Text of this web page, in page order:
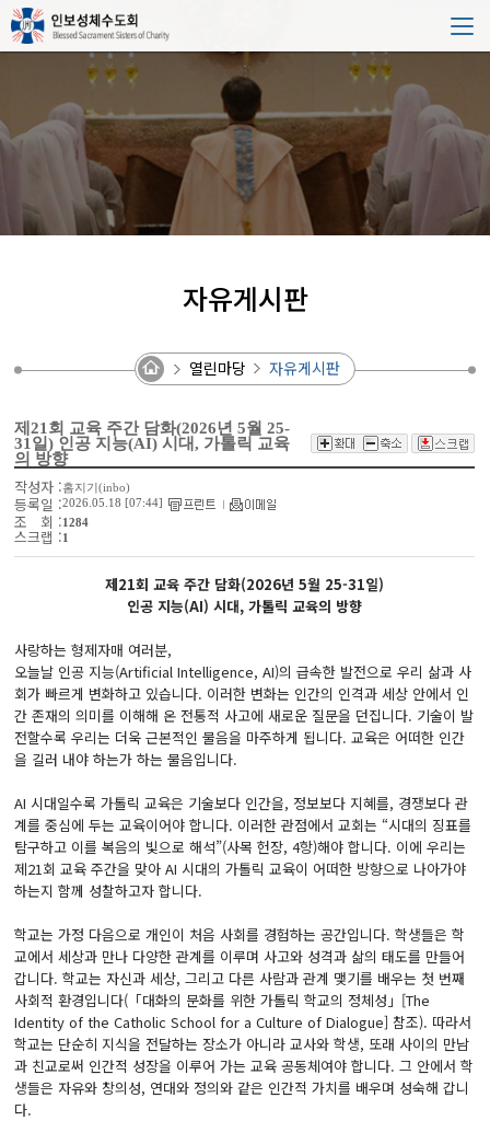
자유게시판
열린마당 자유게시판
제21회 교육 주간 담화(2026년 5월 25-
31일) 인공 지능(AI) 시대, 가톨릭 교육
의 방향
작성자 :홈지기(inbo)
등록일 :2026.05.18 [07:44]
조 회 :1284
스크랩 :1
제21회 교육 주간 담화(2026년 5월 25-31일)
인공 지능(AI) 시대, 가톨릭 교육의 방향
사랑하는 형제자매 여러분,
오늘날 인공 지능(Artificial Intelligence, AI)의 급속한 발전으로 우리 삶과 사
회가 빠르게 변화하고 있습니다. 이러한 변화는 인간의 인격과 세상 안에서 인
간 존재의 의미를 이해해 온 전통적 사고에 새로운 질문을 던집니다. 기술이 발
전할수록 우리는 더욱 근본적인 물음을 마주하게 됩니다. 교육은 어떠한 인간
을 길러 내야 하는가 하는 물음입니다.
AI 시대일수록 가톨릭 교육은 기술보다 인간을, 정보보다 지혜를, 경쟁보다 관
계를 중심에 두는 교육이어야 합니다. 이러한 관점에서 교회는 “시대의 징표를
탐구하고 이를 복음의 빛으로 해석”(사목 헌장, 4항)해야 합니다. 이에 우리는
제21회 교육 주간을 맞아 AI 시대의 가톨릭 교육이 어떠한 방향으로 나아가야
하는지 함께 성찰하고자 합니다.
학교는 가정 다음으로 개인이 처음 사회를 경험하는 공간입니다. 학생들은 학
교에서 세상과 만나 다양한 관계를 이루며 사고와 성격과 삶의 태도를 만들어
갑니다. 학교는 자신과 세상, 그리고 다른 사람과 관계 맺기를 배우는 첫 번째
사회적 환경입니다(「대화의 문화를 위한 가톨릭 학교의 정체성」[The
Identity of the Catholic School for a Culture of Dialogue] 참조). 따라서
학교는 단순히 지식을 전달하는 장소가 아니라 교사와 학생, 또래 사이의 만남
과 친교로써 인간적 성장을 이루어 가는 교육 공동체여야 합니다. 그 안에서 학
생들은 자유와 창의성, 연대와 정의와 같은 인간적 가치를 배우며 성숙해 갑니
다.